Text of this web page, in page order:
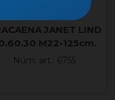
JANET LIND
M22-125cm.
Núm. art.: 6755